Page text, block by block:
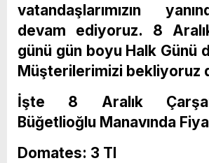
vatandaşlarımızın
devam ediyoruz. 8
günü gün boyu Halk Günü
Müşterilerimizi bekliyoruz
İşte 8 Aralık
Büğetlioğlu Manavında
Domates: 3 Tl